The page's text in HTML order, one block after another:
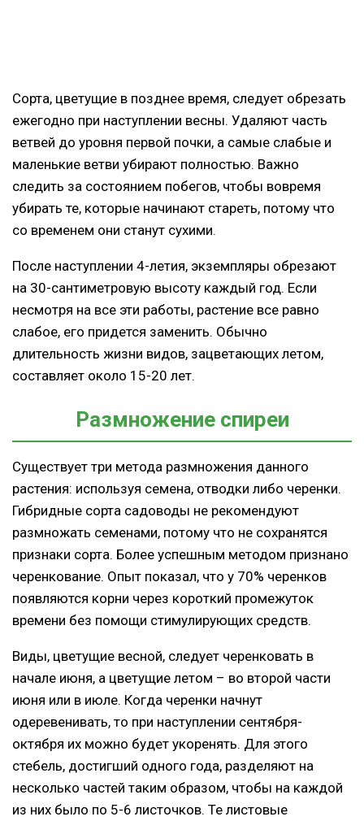
Сорта, цветущие в позднее время, следует обрезать
ежегодно при наступлении весны. Удаляют часть
ветвей до уровня первой почки, а самые слабые и
маленькие ветви убирают полностью. Важно
следить за состоянием побегов, чтобы вовремя
убирать те, которые начинают стареть, потому что
со временем они станут сухими.
После наступлении 4-летия, экземпляры обрезают
на 30-сантиметровую высоту каждый год. Если
несмотря на все эти работы, растение все равно
слабое, его придется заменить. Обычно
длительность жизни видов, зацветающих летом,
составляет около 15-20 лет.
Размножение спиреи
Существует три метода размножения данного
растения: используя семена, отводки либо черенки.
Гибридные сорта садоводы не рекомендуют
размножать семенами, потому что не сохранятся
признаки сорта. Более успешным методом признано
черенкование. Опыт показал, что у 70% черенков
появляются корни через короткий промежуток
времени без помощи стимулирующих средств.
Виды, цветущие весной, следует черенковать в
начале июня, а цветущие летом – во второй части
июня или в июле. Когда черенки начнут
одеревенивать, то при наступлении сентября-
октября их можно будет укоренять. Для этого
стебель, достигший одного года, разделяют на
несколько частей таким образом, чтобы на каждой
из них было по 5-6 листочков. Те листовые